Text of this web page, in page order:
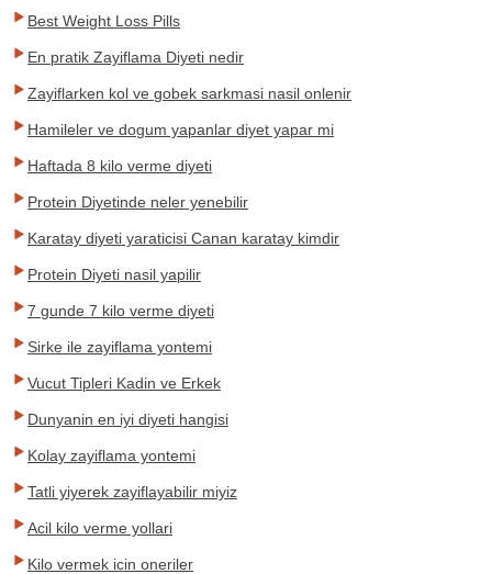
Best Weight Loss Pills
En pratik Zayiflama Diyeti nedir
Zayiflarken kol ve gobek sarkmasi nasil onlenir
Hamileler ve dogum yapanlar diyet yapar mi
Haftada 8 kilo verme diyeti
Protein Diyetinde neler yenebilir
Karatay diyeti yaraticisi Canan karatay kimdir
Protein Diyeti nasil yapilir
7 gunde 7 kilo verme diyeti
Sirke ile zayiflama yontemi
Vucut Tipleri Kadin ve Erkek
Dunyanin en iyi diyeti hangisi
Kolay zayiflama yontemi
Tatli yiyerek zayiflayabilir miyiz
Acil kilo verme yollari
Kilo vermek icin oneriler